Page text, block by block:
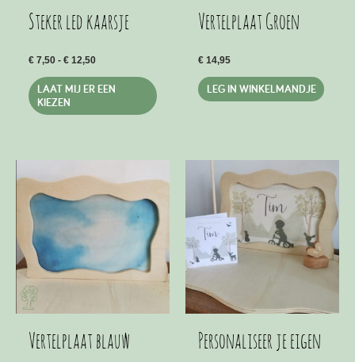
Steker led kaarsje
€ 7,50 - € 12,50Prijsklasse:
tot
LAAT MIJ ER EEN
KIEZEN
product
variaties.
Deze
kan
gekozen
worden
op
Vertelplaat Groen
€ 14,95
LEG IN WINKELMANDJE
Vertelplaat blauw
Personaliseer je eigen